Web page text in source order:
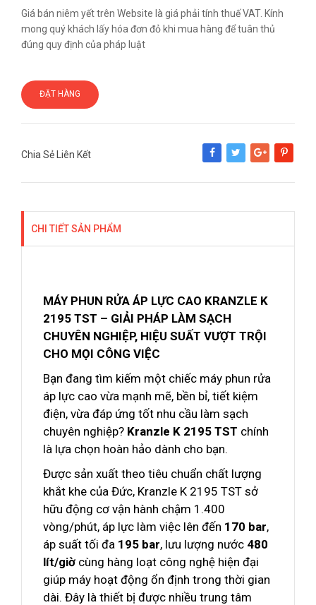
Giá bán niêm yết trên Website là giá phải tính thuế VAT. Kính
mong quý khách lấy hóa đơn đỏ khi mua hàng để tuân thủ
đúng quy định của pháp luật
ĐẶT HÀNG
Chia Sẻ Liên Kết
Share Tweet Google+Pinterest
CHI TIẾT SẢN PHẨM
MÁY PHUN RỬA ÁP LỰC CAO KRANZLE K
2195 TST – GIẢI PHÁP LÀM SẠCH
CHUYÊN NGHIỆP, HIỆU SUẤT VƯỢT TRỘI
CHO MỌI CÔNG VIỆC
Bạn đang tìm kiếm một chiếc máy phun rửa
áp lực cao vừa mạnh mẽ, bền bỉ, tiết kiệm
điện, vừa đáp ứng tốt nhu cầu làm sạch
chuyên nghiệp? Kranzle K 2195 TST chính
là lựa chọn hoàn hảo dành cho bạn.
Được sản xuất theo tiêu chuẩn chất lượng
khắt khe của Đức, Kranzle K 2195 TST sở
hữu động cơ vận hành chậm 1.400
vòng/phút, áp lực làm việc lên đến 170 bar,
áp suất tối đa 195 bar, lưu lượng nước 480
lít/giờ cùng hàng loạt công nghệ hiện đại
giúp máy hoạt động ổn định trong thời gian
dài. Đây là thiết bị được nhiều trung tâm